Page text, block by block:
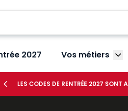
2027 Vos métiers
LES CODES DE RENTRÉE 2027 SONT